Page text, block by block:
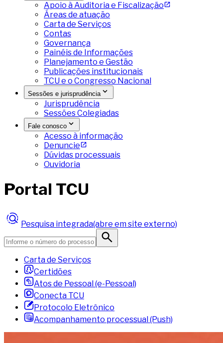
Apoio à Auditoria e Fiscalização
Áreas de atuação
Carta de Serviços
Contas
Governança
Painéis de Informações
Planejamento e Gestão
Publicações institucionais
TCU e o Congresso Nacional
Sessões e jurisprudência
Jurisprudência
Sessões Colegiadas
Fale conosco
Acesso à informação
Denuncie
Dúvidas processuais
Ouvidoria
Portal TCU
Pesquisa integrada(abre em site externo)
Carta de Serviços
Certidões
Atos de Pessoal (e-Pessoal)
Conecta TCU
Protocolo Eletrônico
Acompanhamento processual (Push)